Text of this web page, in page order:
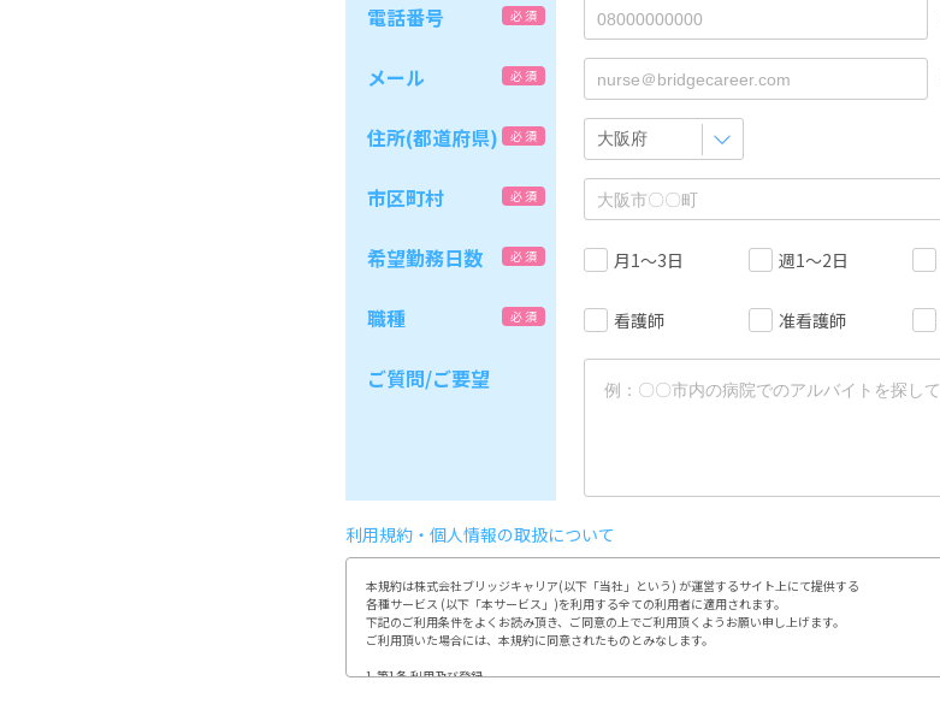
電話番号 必 須
メール 必 須
住所(都道府県) 必 須
市区町村 必 須
希望勤務日数 必 須 月1～3日 週1～2日
職種 必 須 看護師 准看護師
ご質問/ご要望
利用規約・個人情報の取扱について
本規約は株式会社ブリッジキャリア(以下「当社」という) が運営するサイト上にて提供する
各種サービス (以下「本サービス」)を利用する全ての利用者に適用されます。
下記のご利用条件をよくお読み頂き、ご同意の上でご利用頂くようお願い申し上げます。
ご利用頂いた場合には、本規約に同意されたものとみなします。
1.第1条 利用及び登録